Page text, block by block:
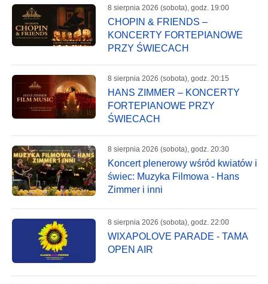
8 sierpnia 2026 (sobota), godz. 19:00
CHOPIN & FRIENDS –
KONCERTY FORTEPIANOWE
PRZY ŚWIECACH
8 sierpnia 2026 (sobota), godz. 20:15
HANS ZIMMER – KONCERTY
FORTEPIANOWE PRZY
ŚWIECACH
8 sierpnia 2026 (sobota), godz. 20:30
Koncert plenerowy wśród kwiatów i
świec: Muzyka Filmowa - Hans
Zimmer i inni
8 sierpnia 2026 (sobota), godz. 22:00
WIXAPOLOVE PARADE - TAMA
OPEN AIR